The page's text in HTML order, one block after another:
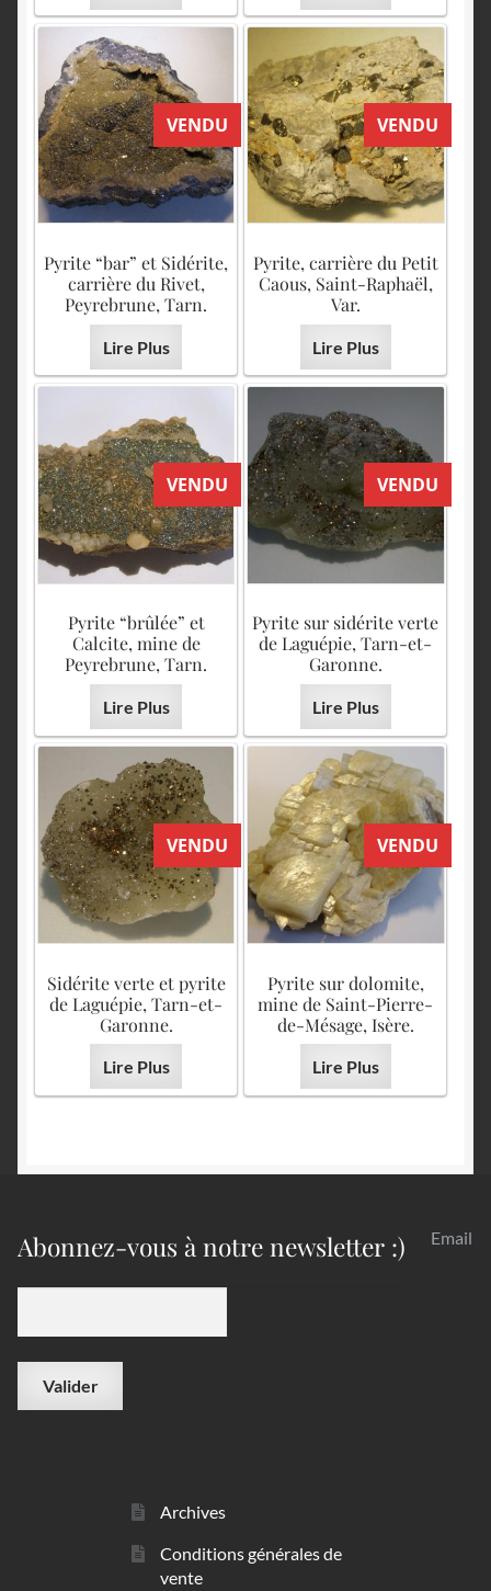
VENDU
Pyrite “bar” et Sidérite,
carrière du Rivet,
Peyrebrune, Tarn.
Lire Plus
VENDU
Pyrite, carrière du Petit
Caous, Saint-Raphaël,
Var.
Lire Plus
VENDU
Pyrite “brûlée” et
Calcite, mine de
Peyrebrune, Tarn.
Lire Plus
VENDU
Pyrite sur sidérite verte
de Laguépie, Tarn-et-
Garonne.
Lire Plus
VENDU
Sidérite verte et pyrite
de Laguépie, Tarn-et-
Garonne.
Lire Plus
VENDU
Pyrite sur dolomite,
mine de Saint-Pierre-
de-Mésage, Isère.
Lire Plus
Abonnez-vous à notre newsletter :) Email
Archives
Conditions générales de
vente